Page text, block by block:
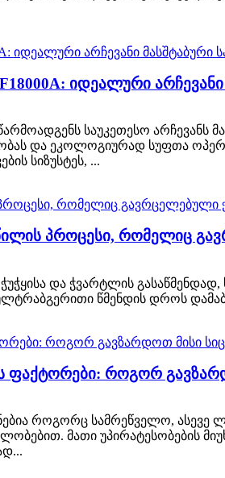
იდეალური
საუკეთესო არჩევანს
და ეკოლოგიურად სუფთა
სიზუსტეს, ...
პროცესი, რომელიც
და ჭვარტლის
ულტრაბგერითი წმენდის დროს
ფაქტორები: როგორ
როგორც სამრეწველო,
მათი უპირატესობების